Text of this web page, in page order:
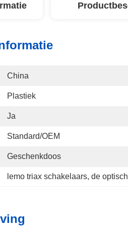
China
Plastiek
Ja
Standard/OEM
Geschenkdoos
lemo triax schakelaars, de